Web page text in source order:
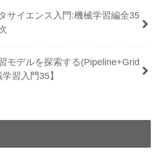
サイエンス入門:機械学習編全35
モデルを探索する(Pipeline+Grid
習入門35】